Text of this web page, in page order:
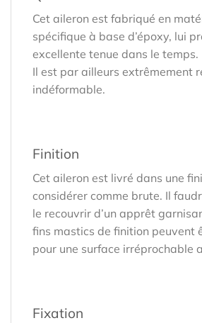
Cet aileron est fabriqué en
spécifique à base d’époxy, lui
excellente tenue dans le temps.
Il est par ailleurs extrêmement
indéformable.
Finition
Cet aileron est livré dans une
considérer comme brute. Il
le recouvrir d’un apprêt
fins mastics de finition peuvent
pour une surface irréprochable
Fixation